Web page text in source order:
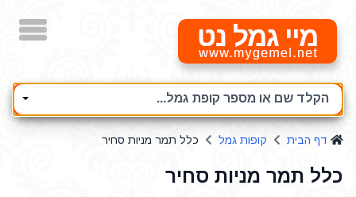
מיי גמל נט
הקלד שם או מספר קופת גמל...
דף הבית קופות גמל כלל תמר מניות סחיר
כלל תמר מניות סחיר